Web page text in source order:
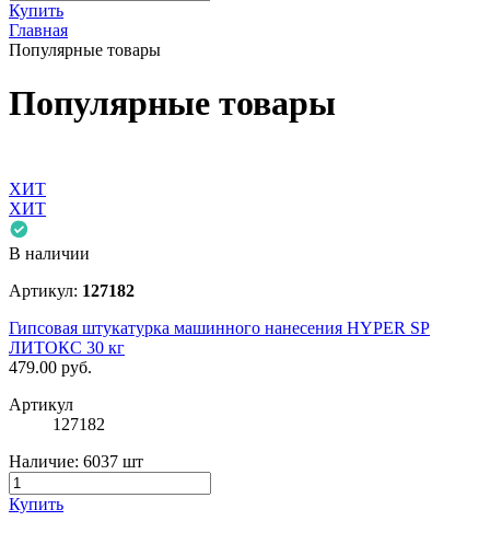
Купить
Главная
Популярные товары
Популярные товары
ХИТ
ХИТ
В наличии
Артикул: 127182
Гипсовая штукатурка машинного нанесения HYPER SP
ЛИТОКС 30 кг
479.00 руб.
Артикул
127182
Наличие: 6037 шт
Купить